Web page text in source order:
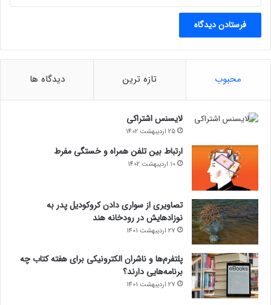
محبوب تازه ترین دیدگاه ها
لایسنس اشتراکی
25 اردیبهشت 1402
ارتباط بین تلفن همراه و خستگی مفرط
10 اردیبهشت 1402
تصاویری از سواری دادن کروکودیل پدر به
نوزادهایش در رودخانه هند
27 اردیبهشت 1401
پلتفرم‌ها و ناشران الکترونیکی برای هفته کتاب چه
برنامه‌هایی دارند؟
27 اردیبهشت 1401